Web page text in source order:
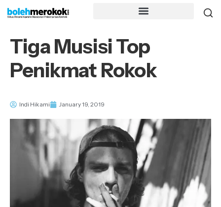
Tiga Musisi Top
Penikmat Rokok
Indi Hikami January 19, 2019